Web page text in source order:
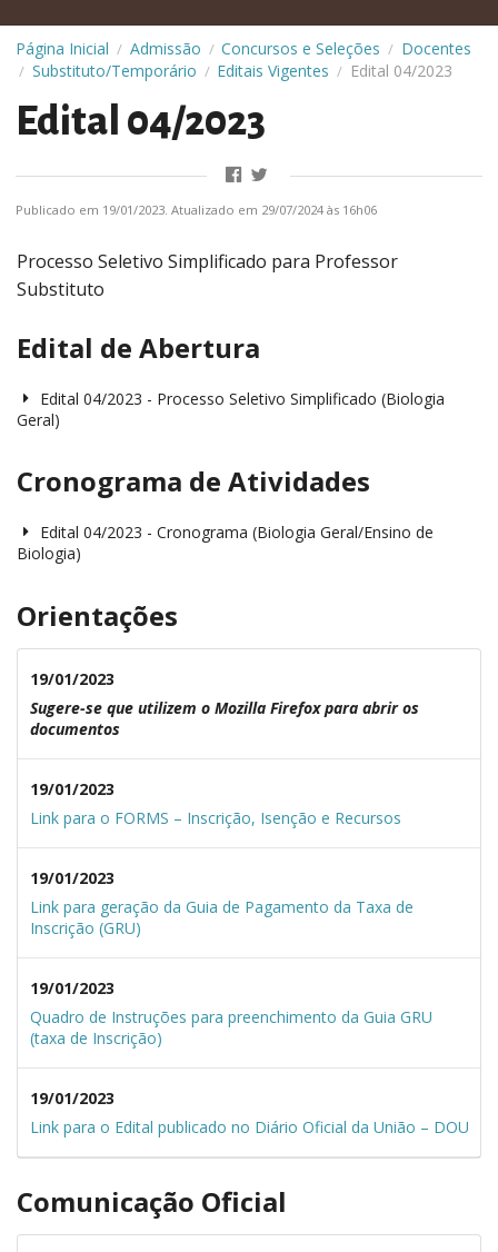
Página Inicial / Admissão / Concursos e Seleções / Docentes
/ Substituto/Temporário / Editais Vigentes / Edital 04/2023
Edital 04/2023
Publicado em 19/01/2023. Atualizado em 29/07/2024 às 16h06
Processo Seletivo Simplificado para Professor
Substituto
Edital de Abertura
Edital 04/2023 - Processo Seletivo Simplificado (Biologia
Geral)
Cronograma de Atividades
Edital 04/2023 - Cronograma (Biologia Geral/Ensino de
Biologia)
Orientações
19/01/2023
Sugere-se que utilizem o Mozilla Firefox para abrir os
documentos
19/01/2023
Link para o FORMS – Inscrição, Isenção e Recursos
19/01/2023
Link para geração da Guia de Pagamento da Taxa de
Inscrição (GRU)
19/01/2023
Quadro de Instruções para preenchimento da Guia GRU
(taxa de Inscrição)
19/01/2023
Link para o Edital publicado no Diário Oficial da União – DOU
Comunicação Oficial